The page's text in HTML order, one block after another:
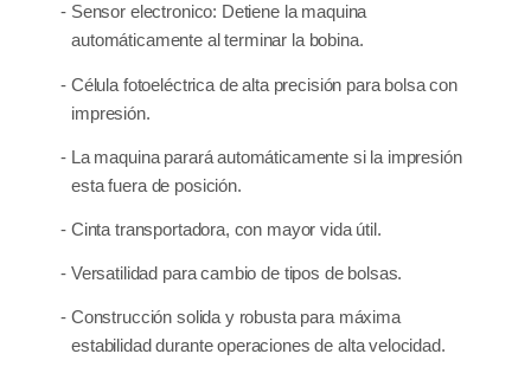
- Sensor electronico: Detiene la maquina
automáticamente al terminar la bobina.
- Célula fotoeléctrica de alta precisión para bolsa con
impresión.
- La maquina parará automáticamente si la impresión
esta fuera de posición.
- Cinta transportadora, con mayor vida útil.
- Versatilidad para cambio de tipos de bolsas.
- Construcción solida y robusta para máxima
estabilidad durante operaciones de alta velocidad.